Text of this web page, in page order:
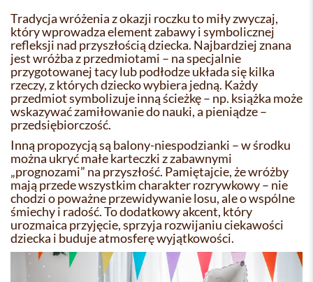
Tradycja wróżenia z okazji roczku to miły zwyczaj,
który wprowadza element zabawy i symbolicznej
refleksji nad przyszłością dziecka. Najbardziej znana
jest wróżba z przedmiotami – na specjalnie
przygotowanej tacy lub podłodze układa się kilka
rzeczy, z których dziecko wybiera jedną. Każdy
przedmiot symbolizuje inną ścieżkę – np. książka może
wskazywać zamiłowanie do nauki, a pieniądze –
przedsiębiorczość.
Inną propozycją są balony-niespodzianki – w środku
można ukryć małe karteczki z zabawnymi
„prognozami” na przyszłość. Pamiętajcie, że wróżby
mają przede wszystkim charakter rozrywkowy – nie
chodzi o poważne przewidywanie losu, ale o wspólne
śmiechy i radość. To dodatkowy akcent, który
urozmaica przyjęcie, sprzyja rozwijaniu ciekawości
dziecka i buduje atmosferę wyjątkowości.